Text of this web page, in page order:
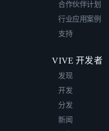
合作伙伴计划
行业应用案例
支持
VIVE 开发者
发现
开发
分发
新闻